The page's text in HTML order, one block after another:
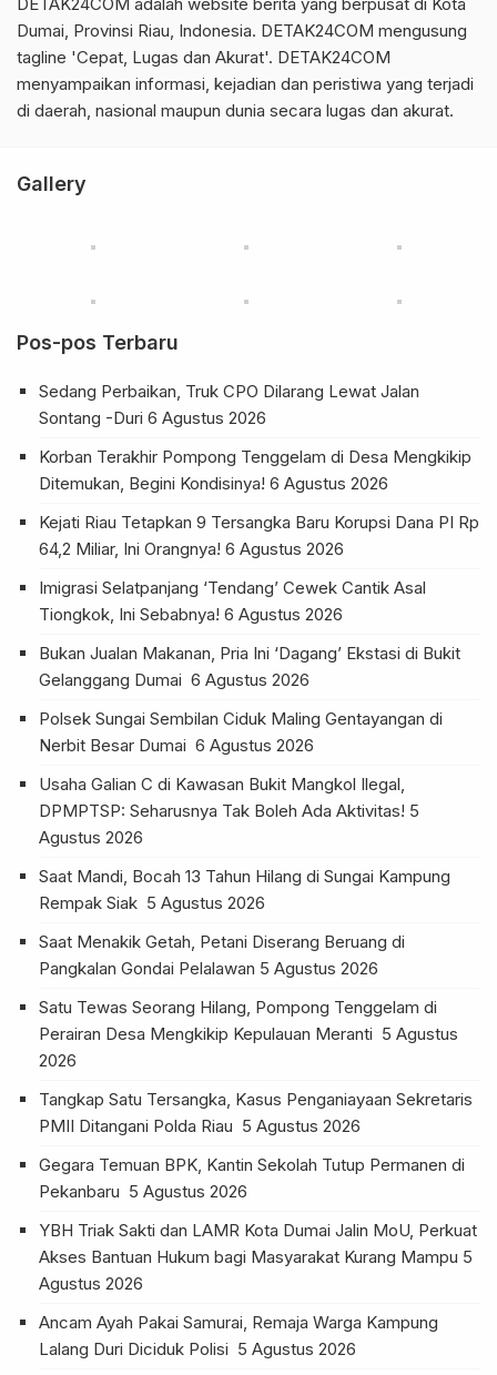
Dumai, Provinsi Riau, Indonesia. DETAK24COM mengusung
tagline 'Cepat, Lugas dan Akurat'. DETAK24COM
menyampaikan informasi, kejadian dan peristiwa yang terjadi
di daerah, nasional maupun dunia secara lugas dan akurat.
Gallery
Pos-pos Terbaru
Sedang Perbaikan, Truk CPO Dilarang Lewat Jalan
Sontang -Duri 6 Agustus 2026
Korban Terakhir Pompong Tenggelam di Desa Mengkikip
Ditemukan, Begini Kondisinya! 6 Agustus 2026
Kejati Riau Tetapkan 9 Tersangka Baru Korupsi Dana PI Rp
64,2 Miliar, Ini Orangnya! 6 Agustus 2026
Imigrasi Selatpanjang ‘Tendang’ Cewek Cantik Asal
Tiongkok, Ini Sebabnya! 6 Agustus 2026
Bukan Jualan Makanan, Pria Ini ‘Dagang’ Ekstasi di Bukit
Gelanggang Dumai 6 Agustus 2026
Polsek Sungai Sembilan Ciduk Maling Gentayangan di
Nerbit Besar Dumai 6 Agustus 2026
Usaha Galian C di Kawasan Bukit Mangkol Ilegal,
DPMPTSP: Seharusnya Tak Boleh Ada Aktivitas! 5
Agustus 2026
Saat Mandi, Bocah 13 Tahun Hilang di Sungai Kampung
Rempak Siak 5 Agustus 2026
Saat Menakik Getah, Petani Diserang Beruang di
Pangkalan Gondai Pelalawan 5 Agustus 2026
Satu Tewas Seorang Hilang, Pompong Tenggelam di
Perairan Desa Mengkikip Kepulauan Meranti 5 Agustus
2026
Tangkap Satu Tersangka, Kasus Penganiayaan Sekretaris
PMII Ditangani Polda Riau 5 Agustus 2026
Gegara Temuan BPK, Kantin Sekolah Tutup Permanen di
Pekanbaru 5 Agustus 2026
YBH Triak Sakti dan LAMR Kota Dumai Jalin MoU, Perkuat
Akses Bantuan Hukum bagi Masyarakat Kurang Mampu 5
Agustus 2026
Ancam Ayah Pakai Samurai, Remaja Warga Kampung
Lalang Duri Diciduk Polisi 5 Agustus 2026